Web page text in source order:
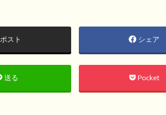
ポスト シェア
送る Pocket